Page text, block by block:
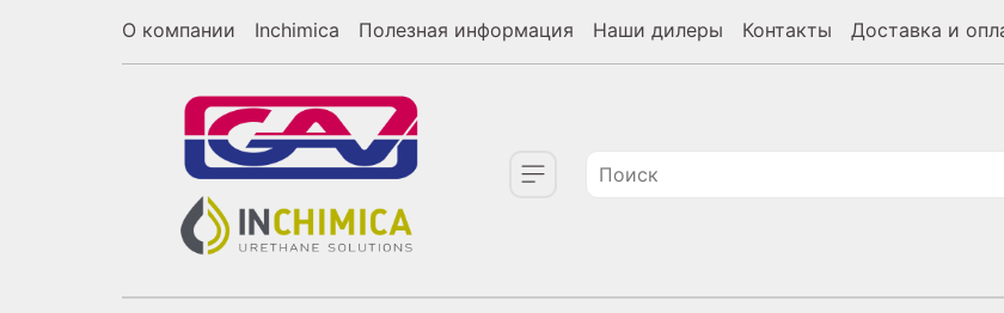
О компании Inchimica Полезная информация Наши дилеры Контакты Доставка и